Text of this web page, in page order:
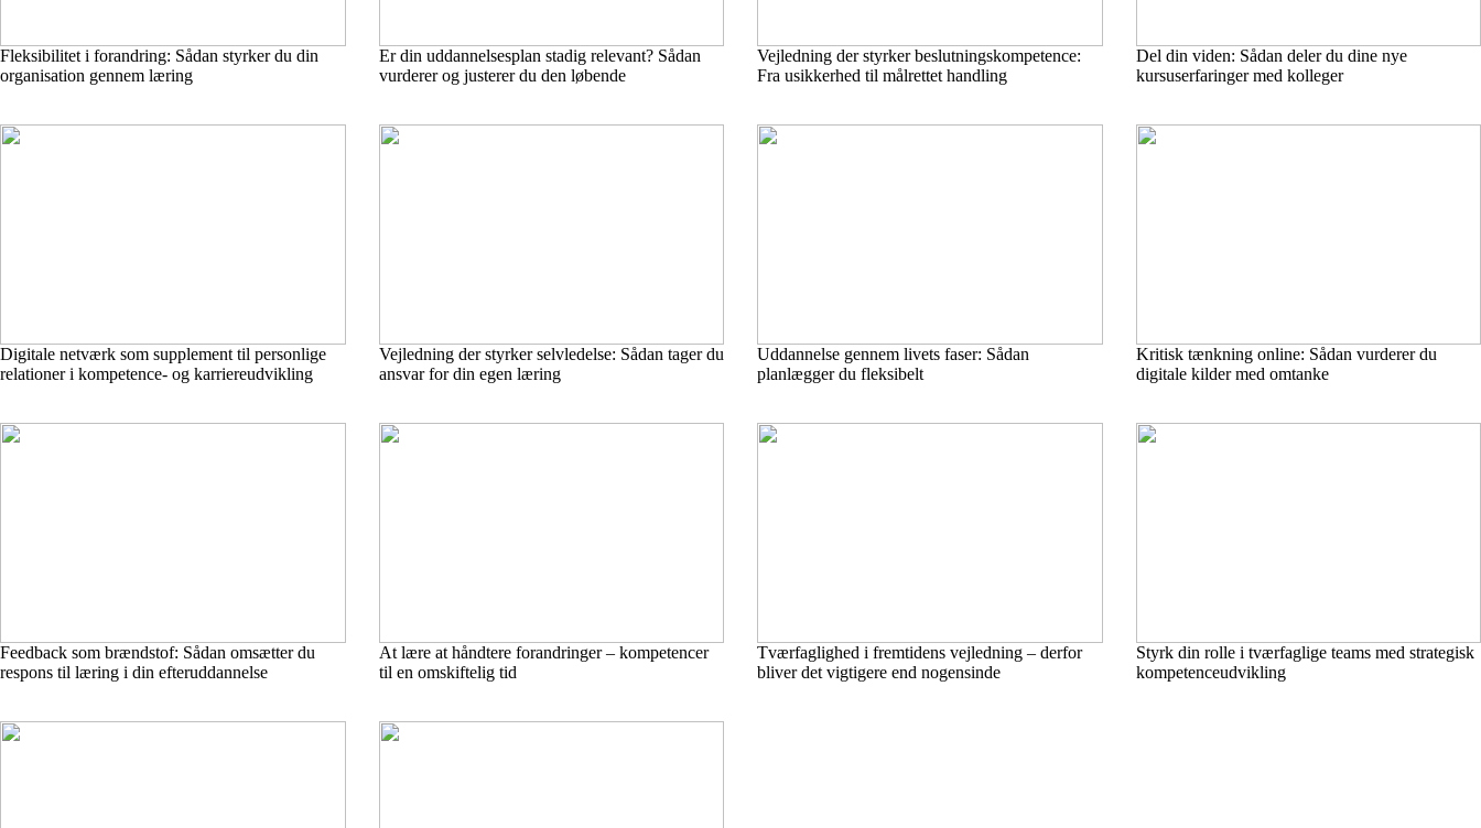
Fleksibilitet i forandring: Sådan styrker du din
organisation gennem læring
Er din uddannelsesplan stadig relevant? Sådan
vurderer og justerer du den løbende
Vejledning der styrker beslutningskompetence:
Fra usikkerhed til målrettet handling
Del din viden: Sådan deler du dine nye
kursuserfaringer med kolleger
Digitale netværk som supplement til personlige
relationer i kompetence- og karriereudvikling
Vejledning der styrker selvledelse: Sådan tager du
ansvar for din egen læring
Uddannelse gennem livets faser: Sådan
planlægger du fleksibelt
Kritisk tænkning online: Sådan vurderer du
digitale kilder med omtanke
Feedback som brændstof: Sådan omsætter du
respons til læring i din efteruddannelse
At lære at håndtere forandringer – kompetencer
til en omskiftelig tid
Tværfaglighed i fremtidens vejledning – derfor
bliver det vigtigere end nogensinde
Styrk din rolle i tværfaglige teams med strategisk
kompetenceudvikling